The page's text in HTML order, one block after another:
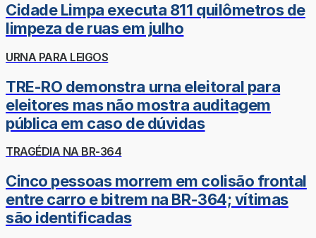
Cidade Limpa executa 811 quilômetros de
limpeza de ruas em julho
URNA PARA LEIGOS
TRE-RO demonstra urna eleitoral para
eleitores mas não mostra auditagem
pública em caso de dúvidas
TRAGÉDIA NA BR-364
Cinco pessoas morrem em colisão frontal
entre carro e bitrem na BR-364; vítimas
são identificadas